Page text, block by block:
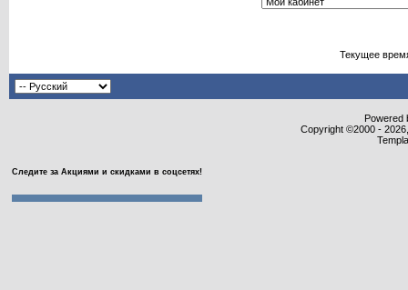
Текущее
Powered
Copyright ©2000 -
Следите за Акциями и скидками в соцсетях!